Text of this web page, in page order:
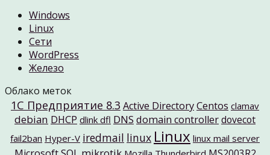
Windows
Linux
Cети
WordPress
Железо
Облако меток
1C Предприятие 8.3 Active DirectoryCentos clamav
debian DHCP dlink dfl DNS domain controllerdovecot
fail2ban Hyper-V iredmail linux Linux linux mail server